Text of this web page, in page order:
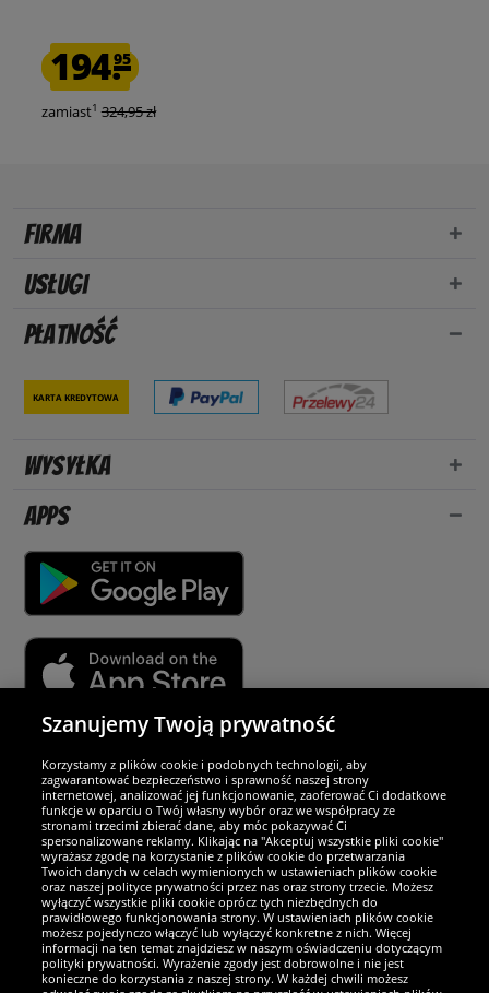
194.95
zamiast1 324,95 zł
Firma
Usługi
Płatność
Karta kredytowa
Wysyłka
Apps
Partnerzy i bezpieczeństwo
Jesteśmy wyjątkowi
Szanujemy Twoją prywatność
Korzystamy z plików cookie i podobnych technologii, aby
zagwarantować bezpieczeństwo i sprawność naszej strony
internetowej, analizować jej funkcjonowanie, zaoferować Ci dodatkowe
funkcje w oparciu o Twój własny wybór oraz we współpracy ze
stronami trzecimi zbierać dane, aby móc pokazywać Ci
spersonalizowane reklamy. Klikając na "Akceptuj wszystkie pliki cookie"
wyrażasz zgodę na korzystanie z plików cookie do przetwarzania
Twoich danych w celach wymienionych w ustawieniach plików cookie
oraz naszej polityce prywatności przez nas oraz strony trzecie. Możesz
wyłączyć wszystkie pliki cookie oprócz tych niezbędnych do
prawidłowego funkcjonowania strony. W ustawieniach plików cookie
możesz pojedynczo włączyć lub wyłączyć konkretne z nich. Więcej
informacji na ten temat znajdziesz w naszym oświadczeniu dotyczącym
polityki prywatności. Wyrażenie zgody jest dobrowolne i nie jest
konieczne do korzystania z naszej strony. W każdej chwili możesz